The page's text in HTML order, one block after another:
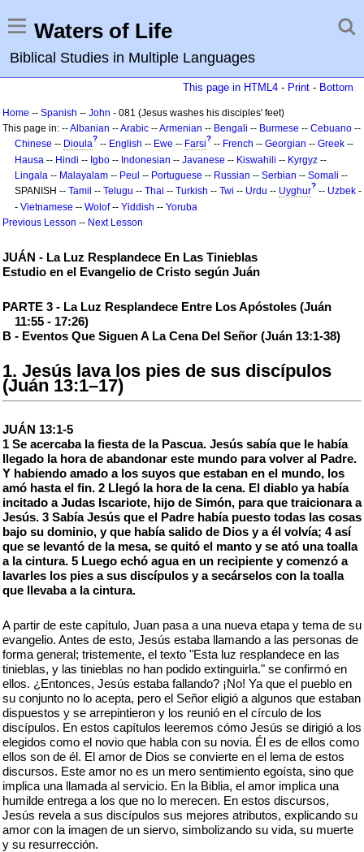
Waters of Life
Biblical Studies in Multiple Languages
This page in HTML4 - Print - Bottom
Home -- Spanish -- John - 081 (Jesus washes his disciples' feet)
This page in: --Albanian --Arabic --Armenian -- Bengali -- Burmese -- Cebuano --
Chinese -- Dioula? -- English -- Ewe -- Farsi? -- French -- Georgian -- Greek --
Hausa -- Hindi -- Igbo -- Indonesian -- Javanese -- Kiswahili -- Kyrgyz --
Lingala -- Malayalam -- Peul -- Portuguese -- Russian -- Serbian -- Somali --
SPANISH -- Tamil -- Telugu -- Thai -- Turkish -- Twi -- Urdu -- Uyghur? -- Uzbek -
- Vietnamese -- Wolof-- Yiddish -- Yoruba
Previous Lesson -- Next Lesson
JUÁN - La Luz Resplandece En Las Tinieblas
Estudio en el Evangelio de Cristo según Juán
PARTE 3 - La Luz Resplandece Entre Los Apóstoles (Juán
11:55 - 17:26)
B - Eventos Que Siguen A La Cena Del Señor (Juán 13:1-38)
1. Jesús lava los pies de sus discípulos
(Juán 13:1–17)
JUÁN 13:1-5
1 Se acercaba la fiesta de la Pascua. Jesús sabía que le había
llegado la hora de abandonar este mundo para volver al Padre.
Y habiendo amado a los suyos que estaban en el mundo, los
amó hasta el fin. 2 Llegó la hora de la cena. El diablo ya había
incitado a Judas Iscariote, hijo de Simón, para que traicionara a
Jesús. 3 Sabía Jesús que el Padre había puesto todas las cosas
bajo su dominio, y que había salido de Dios y a él volvía; 4 así
que se levantó de la mesa, se quitó el manto y se ató una toalla
a la cintura. 5 Luego echó agua en un recipiente y comenzó a
lavarles los pies a sus discípulos y a secárselos con la toalla
que llevaba a la cintura.
A partir de este capítulo, Juan pasa a una nueva etapa y tema de su
evangelio. Antes de esto, Jesús estaba llamando a las personas de
forma general; tristemente, el texto "Esta luz resplandece en las
tinieblas, y las tinieblas no han podido extinguirla." se confirmó en
ellos. ¿Entonces, Jesús estaba fallando? ¡No! Ya que el pueblo en
su conjunto no lo acepta, pero el Señor eligió a algunos que estaban
dispuestos y se arrepintieron y los reunió en el círculo de los
discípulos. En estos capítulos leeremos cómo Jesús se dirigió a los
elegidos como el novio que habla con su novia. Él es de ellos como
ellos son de él. El amor de Dios se convierte en el lema de estos
discursos. Este amor no es un mero sentimiento egoísta, sino que
implica una llamada al servicio. En la Biblia, el amor implica una
humilde entrega a los que no lo merecen. En estos discursos,
Jesús revela a sus discípulos sus mejores atributos, explicando su
amor con la imagen de un siervo, simbolizando su vida, su muerte
y su resurrección.